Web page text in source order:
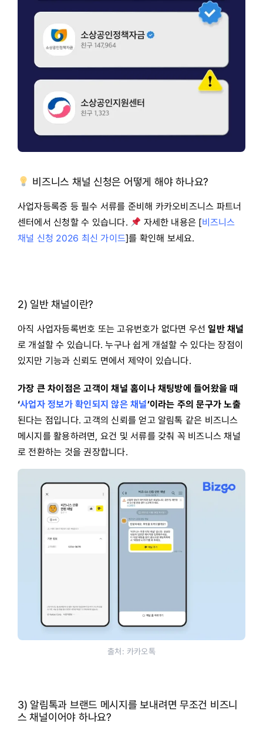
비즈니스 채널 신청은 어떻게 해야 하나요?
사업자등록증 등 필수 서류를 준비해 카카오비즈니스 파트너
센터에서 신청할 수 있습니다.
자세한 내용은 [비즈니스
채널 신청 2026 최신 가이드]를 확인해 보세요.
2) 일반 채널이란?
아직 사업자등록번호 또는 고유번호가 없다면 우선일반 채널
로 개설할 수 있습니다. 누구나 쉽게 개설할 수 있다는 장점이
있지만 기능과 신뢰도 면에서 제약이 있습니다.
가장 큰 차이점은 고객이 채널 홈이나 채팅방에 들어왔을 때
‘사업자 정보가 확인되지 않은 채널’이라는 주의 문구가 노출
된다는 점입니다. 고객의 신뢰를 얻고 알림톡 같은 비즈니스
메시지를 활용하려면, 요건 및 서류를 갖춰 꼭 비즈니스 채널
로 전환하는 것을 권장합니다.
출처: 카카오톡
3) 알림톡과 브랜드 메시지를 보내려면 무조건 비즈니
스 채널이어야 하나요?